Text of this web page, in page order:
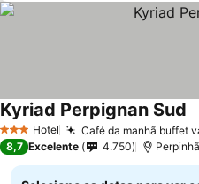
3 EstrelasHotel Café da manhã buffet
Kyriad Perpignan Sud
8,7 Excelente 4.750